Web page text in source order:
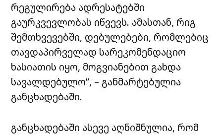
რეგულირება ადრესატებში
გაურკვევლობას იწვევს. ამასთან, რიგ
შემთხვევებში, დებულებები, რომლებიც
თავდაპირველად სარეკომენდაციო
ხასიათის იყო, მოგვიანებით გახდა
სავალდებულო”, – განმარტებულია
განცხადებაში.
განცხადებაში ასევე აღნიშნულია, რომ